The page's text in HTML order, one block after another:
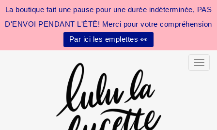
La boutique fait une pause pour une durée indéterminée, PAS
D'ENVOI PENDANT L'ÉTÉ! Merci pour votre compréhension
Par ici les emplettes 👀